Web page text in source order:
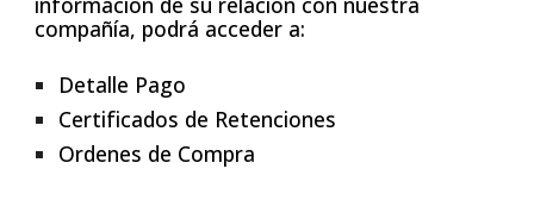
compañía, podrá acceder a:
Detalle Pago
Certificados de Retenciones
Ordenes de Compra